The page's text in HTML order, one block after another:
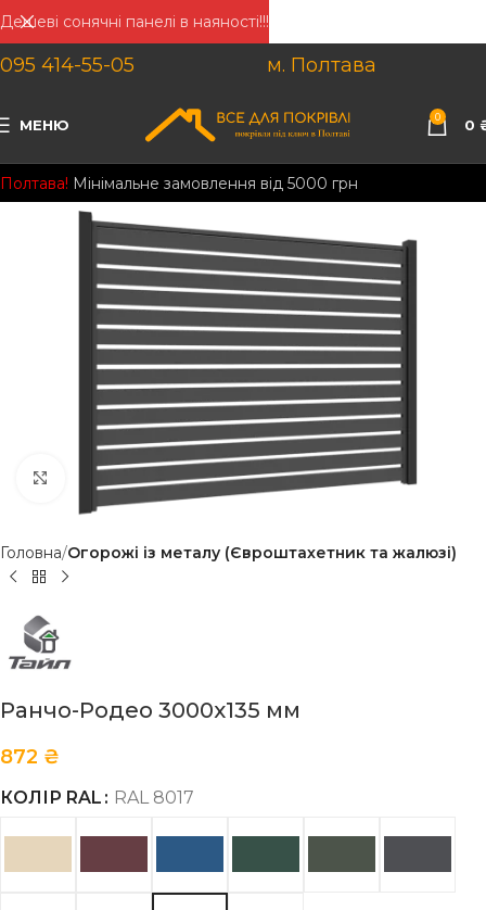
095 414-55-05 м. Полтава
МЕНЮ 0 0
Полтава! Мінімальне замовлення від 5000 грн
Клацніть, щоб збільшити
Головна Огорожі із металу (Євроштахетник та жалюзі)
Ранчо-Родео 3000х135 мм
872 ₴
КОЛІР RAL RAL 8017
Дешеві сонячні панелі в наяності!!!